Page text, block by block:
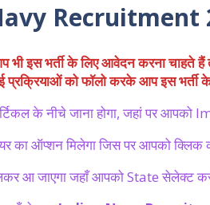
Recruitment
भी इसभर्तीके लिए आवेदन करना चाहते
गई प्रक्रियाओं को फॉलो करके आप इस
के नीचे जाना होगा, जहां पर आपको
ऑप्शन मिलेगा जिस पर आपको क्लिक
आ जाएगा जहाँ आपको State सेलेक्ट